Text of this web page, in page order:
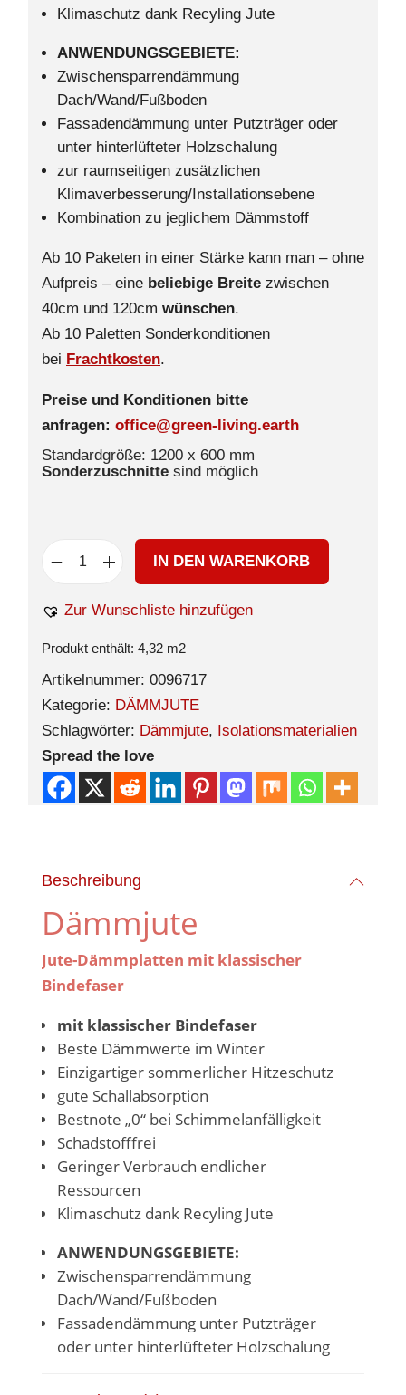
Klimaschutz dank Recyling Jute
ANWENDUNGSGEBIETE:
Zwischensparrendämmung
Dach/Wand/Fußboden
Fassadendämmung unter Putzträger oder
unter hinterlüfteter Holzschalung
zur raumseitigen zusätzlichen
Klimaverbesserung/Installationsebene
Kombination zu jeglichem Dämmstoff
Ab 10 Paketen in einer Stärke kann man – ohne
Aufpreis – eine beliebige Breite zwischen
40cm und 120cm wünschen.
Ab 10 Paletten Sonderkonditionen
bei Frachtkosten.
Preise und Konditionen bitte
anfragen: office@green-living.earth
Standardgröße: 1200 x 600 mm
Sonderzuschnitte sind möglich
IN DEN WARENKORB
Zur Wunschliste hinzufügen
Produkt enthält: 4,32 m2
Artikelnummer: 0096717
Kategorie: DÄMMJUTE
Schlagwörter: Dämmjute, Isolationsmaterialien
Spread the love
Beschreibung
Dämmjute
Jute-Dämmplatten mit klassischer
Bindefaser
mit klassischer Bindefaser
Beste Dämmwerte im Winter
Einzigartiger sommerlicher Hitzeschutz
gute Schallabsorption
Bestnote „0“ bei Schimmelanfälligkeit
Schadstofffrei
Geringer Verbrauch endlicher
Ressourcen
Klimaschutz dank Recyling Jute
ANWENDUNGSGEBIETE:
Zwischensparrendämmung
Dach/Wand/Fußboden
Fassadendämmung unter Putzträger
oder unter hinterlüfteter Holzschalung